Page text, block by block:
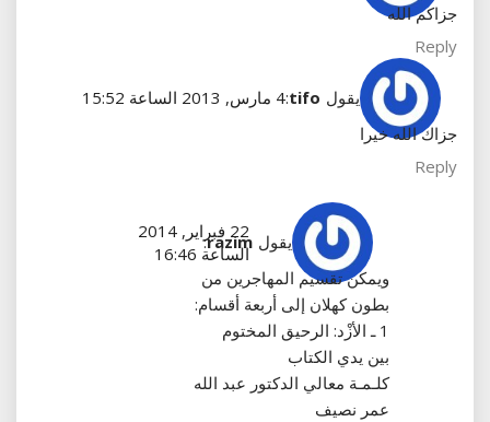
جزاكم الله
Reply
يقول tifo
:4 مارس, 2013 الساعة 15:52
جزاك الله خيرا
Reply
يقول razim
:
22 فبراير, 2014
الساعة 16:46
ويمكن تقسيم المهاجرين من
بطون كهلان إلى أربعة أقسام‏:‏
1 ـ الأزْد‏:‏ الرحيق المختوم
بين يدي الكتاب
كلـمـة معالي الدكتور عبد الله
عمر نصيف